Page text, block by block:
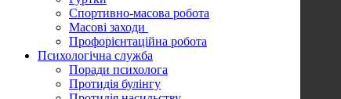
Спортивно-масова робота
Масові заходи
Профорієнтаційна робота
Психологічна служба
Поради психолога
Протидія булінгу